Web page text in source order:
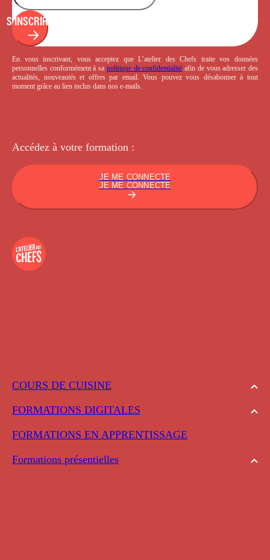
COURS DE CUISINE
FORMATIONS DIGITALES
FORMATIONS EN APPRENTISSAGE
Formations présentielles
S'INSCRIRE
En vous inscrivant, vous acceptez que L’atelier des Chefs traite vos données
personnelles conformément à sa politique de confidentialité afin de vous adresser des
actualités, nouveautés et offres par email. Vous pouvez vous désabonner à tout
moment grâce au lien inclus dans nos e-mails.
Accédez à votre formation :
JE ME CONNECTE
JE ME CONNECTE